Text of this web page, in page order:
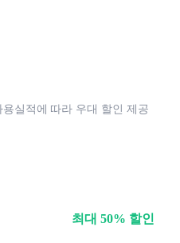
용실적에 따라 우대 할인 제공
최대 50% 할인